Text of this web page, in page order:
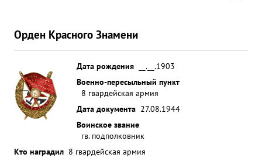
Орден Красного Знамени
Дата рождения
__.__.1903
Военно-пересыльный пункт
8 гвардейская армия
Дата документа 27.08.1944
Воинское звание
гв. подполковник
Кто наградил 8 гвардейская армия